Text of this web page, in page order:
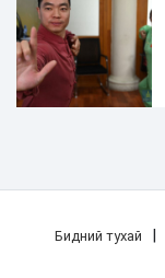
Бидний тухай |